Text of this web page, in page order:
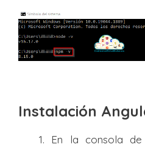
Instalación
1. En la consola de